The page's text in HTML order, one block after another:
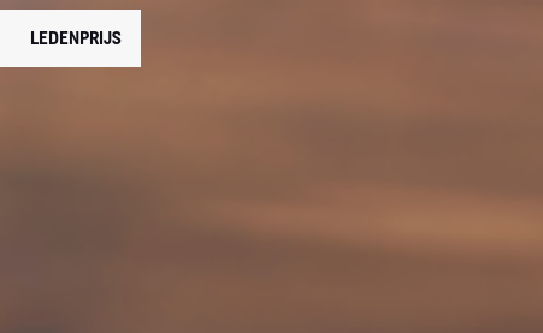
LEDENPRIJS